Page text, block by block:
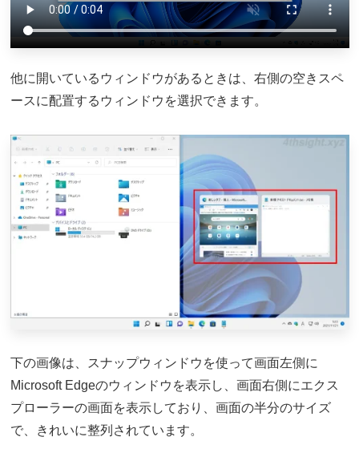
他に開いているウィンドウがあるときは、右側の空きスペ
ースに配置するウィンドウを選択できます。
下の画像は、スナップウィンドウを使って画面左側に
Microsoft Edgeのウィンドウを表示し、画面右側にエクス
プローラーの画面を表示しており、画面の半分のサイズ
で、きれいに整列されています。